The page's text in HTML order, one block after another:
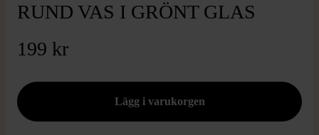
RUND VAS I GRÖNT GLAS
199 kr